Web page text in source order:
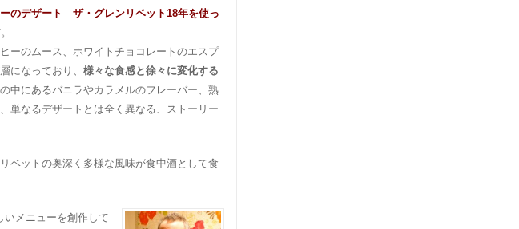
ーのデザート ザ・グレンリベット18年を使っ
ーのムース、ホワイトチョコレートのエスプ
になっており、 様々な食感と徐々に変化する
中にあるバニラやカラメルのフレーバー、熟
単なるデザートとは全く異なる、ストーリー
ベットの奥深く多様な風味が食中酒として食
いメニューを創作して